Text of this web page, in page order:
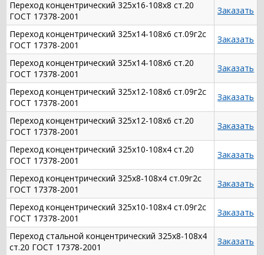
Переход концентрический 325х16-108х8 ст.20
ГОСТ 17378-2001
Заказать
Переход концентрический 325х14-108х6 ст.09г2с
ГОСТ 17378-2001
Заказать
Переход концентрический 325х14-108х6 ст.20
ГОСТ 17378-2001
Заказать
Переход концентрический 325х12-108х6 ст.09г2с
ГОСТ 17378-2001
Заказать
Переход концентрический 325х12-108х6 ст.20
ГОСТ 17378-2001
Заказать
Переход концентрический 325х10-108х4 ст.20
ГОСТ 17378-2001
Заказать
Переход концентрический 325х8-108х4 ст.09г2с
ГОСТ 17378-2001
Заказать
Переход концентрический 325х10-108х4 ст.09г2с
ГОСТ 17378-2001
Заказать
Переход стальной концентрический 325х8-108х4
ст.20 ГОСТ 17378-2001
Заказать